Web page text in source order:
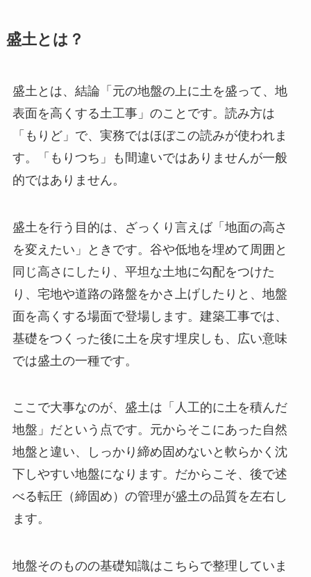
盛土とは？
盛土とは、結論「元の地盤の上に土を盛って、地
表面を高くする土工事」のことです。読み方は
「もりど」で、実務ではほぼこの読みが使われま
す。「もりつち」も間違いではありませんが一般
的ではありません。
盛土を行う目的は、ざっくり言えば「地面の高さ
を変えたい」ときです。谷や低地を埋めて周囲と
同じ高さにしたり、平坦な土地に勾配をつけた
り、宅地や道路の路盤をかさ上げしたりと、地盤
面を高くする場面で登場します。建築工事では、
基礎をつくった後に土を戻す埋戻しも、広い意味
では盛土の一種です。
ここで大事なのが、盛土は「人工的に土を積んだ
地盤」だという点です。元からそこにあった自然
地盤と違い、しっかり締め固めないと軟らかく沈
下しやすい地盤になります。だからこそ、後で述
べる転圧（締固め）の管理が盛土の品質を左右し
ます。
地盤そのものの基礎知識はこちらで整理していま